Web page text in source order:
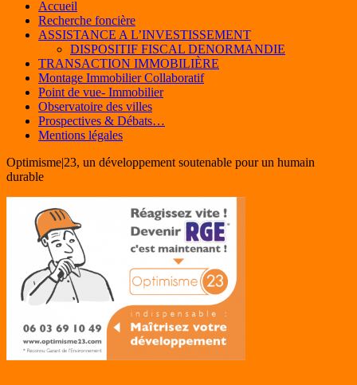
Accueil
Recherche foncière
ASSISTANCE A L’INVESTISSEMENT
DISPOSITIF FISCAL DENORMANDIE
TRANSACTION IMMOBILIÈRE
Montage Immobilier Collaboratif
Point de vue- Immobilier
Observatoire des villes
Prospectives & Débats…
Mentions légales
Optimisme|23, un développement soutenable pour un humain
durable